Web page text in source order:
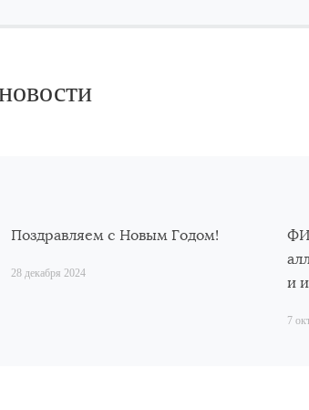
Поздравляем с Новым Годом!
28 декабря 2024
и
7